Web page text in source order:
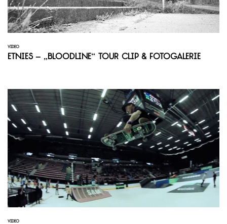
VIDEO
Etnies – „Bloodline“ Tour Clip & Fotogalerie
VIDEO